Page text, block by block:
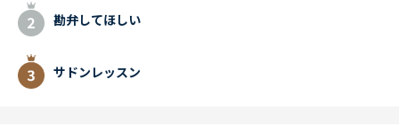
勘弁してほしい
サドンレッスン